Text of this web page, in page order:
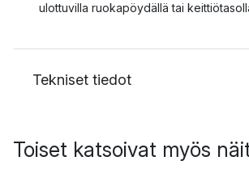
ulottuvilla ruokapöydällä tai
Tekniset tiedot
Toiset katsoivat myös